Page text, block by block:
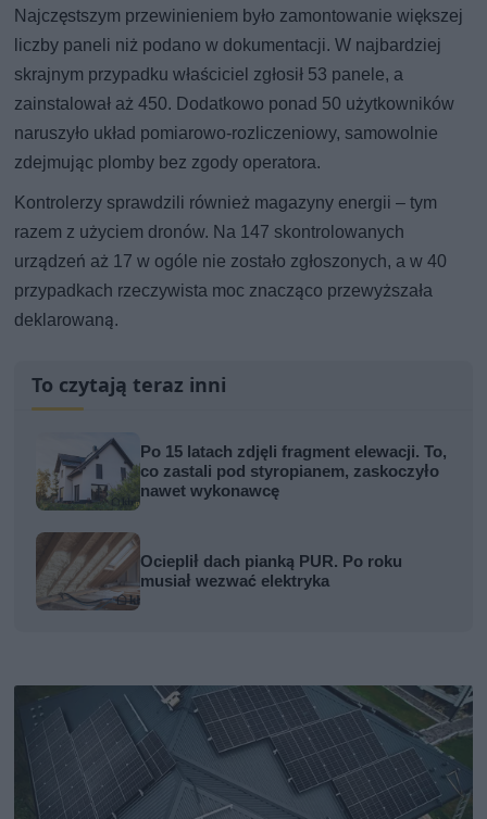
Najczęstszym przewinieniem było zamontowanie większej
liczby paneli niż podano w dokumentacji. W najbardziej
skrajnym przypadku właściciel zgłosił 53 panele, a
zainstalował aż 450. Dodatkowo ponad 50 użytkowników
naruszyło układ pomiarowo-rozliczeniowy, samowolnie
zdejmując plomby bez zgody operatora.
Kontrolerzy sprawdzili również magazyny energii – tym
razem z użyciem dronów. Na 147 skontrolowanych
urządzeń aż 17 w ogóle nie zostało zgłoszonych, a w 40
przypadkach rzeczywista moc znacząco przewyższała
deklarowaną.
To czytają teraz inni
Po 15 latach zdjęli fragment elewacji. To,
co zastali pod styropianem, zaskoczyło
nawet wykonawcę
Ocieplił dach pianką PUR. Po roku
musiał wezwać elektryka